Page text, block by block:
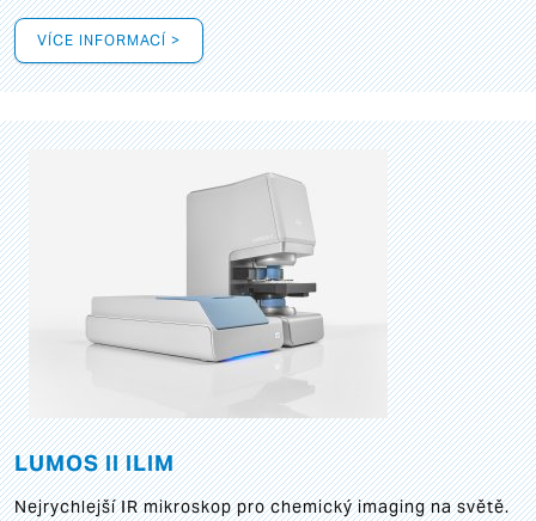
VÍCE INFORMACÍ >
LUMOS II ILIM
Nejrychlejší IR mikroskop pro chemický imaging na světě.